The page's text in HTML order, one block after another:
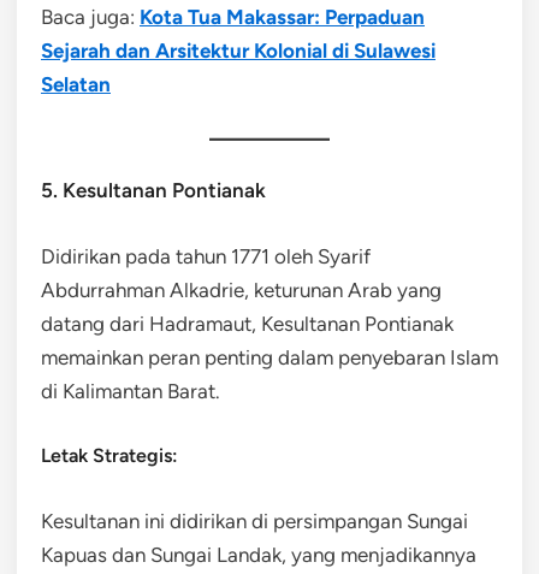
Baca juga: Kota Tua Makassar: Perpaduan
Sejarah dan Arsitektur Kolonial di Sulawesi
Selatan
5. Kesultanan Pontianak
Didirikan pada tahun 1771 oleh Syarif
Abdurrahman Alkadrie, keturunan Arab yang
datang dari Hadramaut, Kesultanan Pontianak
memainkan peran penting dalam penyebaran Islam
di Kalimantan Barat.
Letak Strategis:
Kesultanan ini didirikan di persimpangan Sungai
Kapuas dan Sungai Landak, yang menjadikannya